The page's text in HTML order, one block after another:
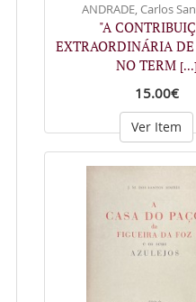
ANDRADE, Carlos
"A
EXTRAORDINÁRIA DE
NO TERM [...]
15.00€
Ver Item